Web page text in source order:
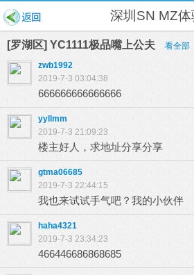
深圳SN MZ体
[罗湖区] YC1111极品嘴上公夫 看全部
zwb1992
2019-7-3 03:04:38
666666666666666
yyllmm
2019-7-3 21:09:23
楼主好人，求地址分享分享
gtma06685
2019-7-3 22:44:15
我也来试试手气吧？我的小伙伴
haha4321
2019-7-3 23:34:23
466446686868685